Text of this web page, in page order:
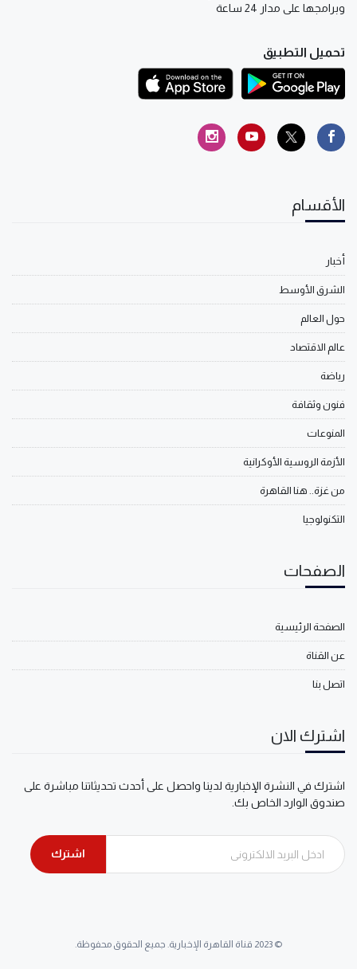
وبرامجها على مدار 24 ساعة
تحميل التطبيق
الأقسام
أخبار
الشرق الأوسط
حول العالم
عالم الاقتصاد
رياضة
فنون وثقافة
المنوعات
الأزمة الروسية الأوكرانية
من غزة.. هنا القاهرة
التكنولوجيا
الصفحات
الصفحة الرئيسية
عن القناة
اتصل بنا
اشترك الان
اشترك في النشرة الإخبارية لدينا واحصل على أحدث تحديثاتنا مباشرة على
صندوق الوارد الخاص بك.
اشترك
© 2023 قناة القاهرة الإخبارية. جميع الحقوق محفوظة.